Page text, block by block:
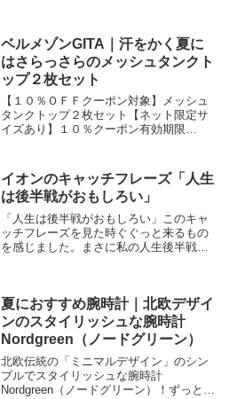
１年１１月なんですよ。たまたまＴＶを
見ていた私は、な...
ベルメゾンGITA｜汗をかく夏に
はさらっさらのメッシュタンクト
ップ２枚セット
【１０％ＯＦＦクーポン対象】メッシュ
タンクトップ２枚セット【ネット限定サ
イズあり】１０％クーポン有効期限
らいいなを形にするブランドＧＩＴＡ
（ジータ）ベルメゾン春...
イオンのキャッチフレーズ「人生
は後半戦がおもしろい」
「人生は後半戦がおもしろい」このキャ
ッチフレーズを見た時ぐぐっと来るもの
を感じました。まさに私の人生後半戦ま
それは誰もが思い描いて...
夏におすすめ腕時計｜北欧デザイ
ンのスタイリッシュな腕時計
Nordgreen（ノードグリーン）
北欧伝統の「ミニマルデザイン」のシン
プルでスタイリッシュな腕時計
Nordgreen（ノードグリーン）！ずっと持